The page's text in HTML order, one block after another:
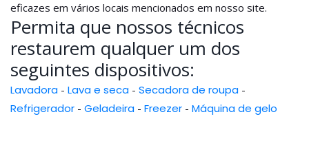
eficazes em vários locais mencionados em nosso site.
Permita que nossos técnicos
restaurem qualquer um dos
seguintes dispositivos:
Lavadora - Lava e seca - Secadora de roupa -
Refrigerador - Geladeira - Freezer - Máquina de gelo